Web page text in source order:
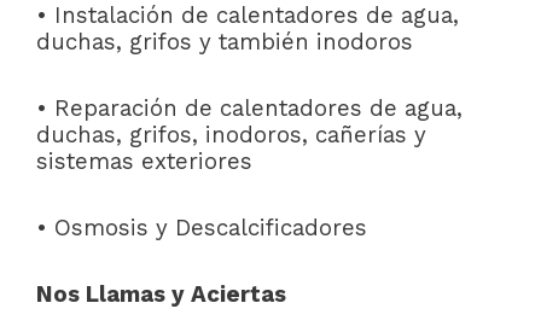
• Instalación de calentadores de agua,
duchas, grifos y también inodoros
• Reparación de calentadores de agua,
duchas, grifos, inodoros, cañerías y
sistemas exteriores
• Osmosis y Descalcificadores
Nos Llamas y Aciertas